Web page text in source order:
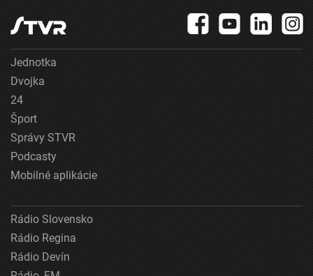
Jednotka
Dvojka
24
Šport
Správy STVR
Podcasty
Mobilné aplikácie
Rádio Slovensko
Rádio Regina
Rádio Devín